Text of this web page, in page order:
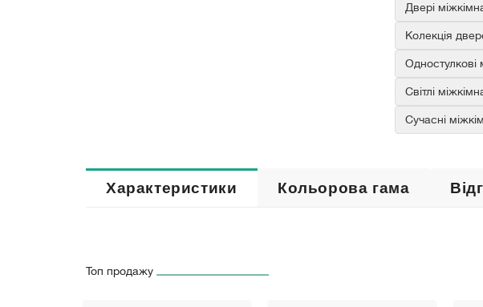
Двері
Колекція
Одностулкові
Світлі
Сучасні
Характеристики Кольорова гама
Топ продажу